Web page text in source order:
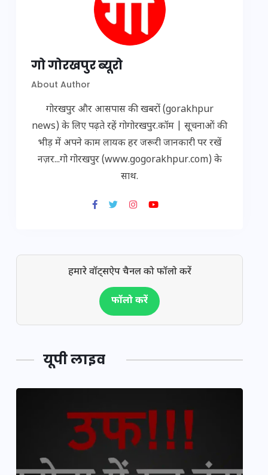
गो गोरखपुर ब्यूरो
About Author
गोरखपुर और आसपास की खबरों (gorakhpur
news) के लिए पढ़ते रहें गोगोरखपुर.कॉम | सूचनाओं की
भीड़ में अपने काम लायक हर जरूरी जानकारी पर रखें
नज़र...गो गोरखपुर (www.gogorakhpur.com) के
साथ.
हमारे वॉट्सऐप चैनल को फॉलो करें
फॉलो करें
यूपी लाइव